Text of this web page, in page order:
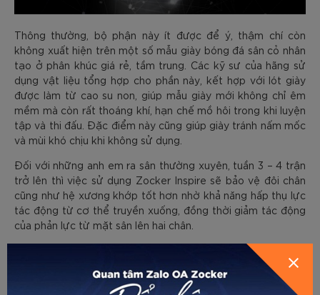
Thông thường, bộ phận này ít được để ý, thậm chí còn
không xuất hiện trên một số mẫu giày bóng đá sân cỏ nhân
tạo ở phân khúc giá rẻ, tầm trung. Các kỹ sư của hãng sử
dụng vật liệu tổng hợp cho phần này, kết hợp với lót giày
được làm từ cao su non, giúp mẫu giày mới không chỉ êm
mềm mà còn rất thoáng khí, hạn chế mồ hôi trong khi luyện
tập và thi đấu. Đặc điểm này cũng giúp giày tránh nấm mốc
và mùi khó chịu khi không sử dụng.
Đối với những anh em ra sân thường xuyên, tuần 3 – 4 trận
trở lên thì việc sử dụng Zocker Inspire sẽ bảo vệ đôi chân
cũng như hệ xương khớp tốt hơn nhờ khả năng hấp thụ lực
tác động từ cơ thể truyền xuống, đồng thời giảm tác động
của phản lực từ mặt sân lên hai chân.